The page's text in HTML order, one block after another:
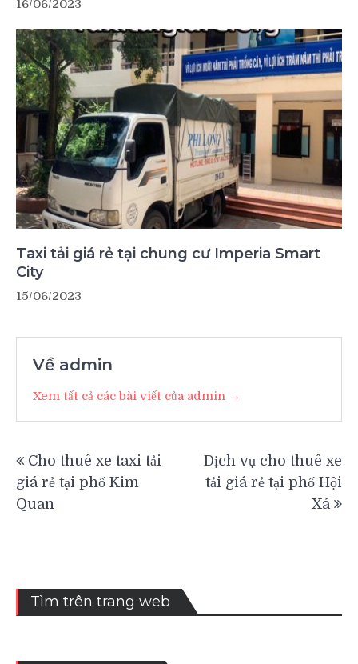
16/06/2023
Taxi tải giá rẻ tại chung cư Imperia Smart
City
15/06/2023
Về admin
Xem tất cả các bài viết của admin →
hướng
bài
Cho thuê xe taxi tải
giá rẻ tại phố Kim
Quan
Dịch vụ cho thuê xe
tải giá rẻ tại phố Hội
Xá
Tìm trên trang web